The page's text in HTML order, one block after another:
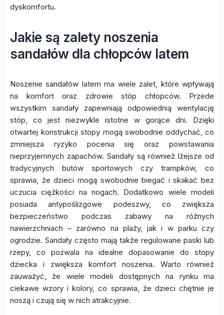
dyskomfortu.
Jakie są zalety noszenia
sandałów dla chłopców latem
Noszenie sandałów latem ma wiele zalet, które wpływają
na komfort oraz zdrowie stóp chłopców. Przede
wszystkim sandały zapewniają odpowiednią wentylację
stóp, co jest niezwykle istotne w gorące dni. Dzięki
otwartej konstrukcji stopy mogą swobodnie oddychać, co
zmniejsza ryzyko pocenia się oraz powstawania
nieprzyjemnych zapachów. Sandały są również lżejsze od
tradycyjnych butów sportowych czy trampków, co
sprawia, że dzieci mogą swobodnie biegać i skakać bez
uczucia ciężkości na nogach. Dodatkowo wiele modeli
posiada antypoślizgowe podeszwy, co zwiększa
bezpieczeństwo podczas zabawy na różnych
nawierzchniach – zarówno na plaży, jak i w parku czy
ogrodzie. Sandały często mają także regulowane paski lub
rzepy, co pozwala na idealne dopasowanie do stopy
dziecka i zwiększa komfort noszenia. Warto również
zauważyć, że wiele modeli dostępnych na rynku ma
ciekawe wzory i kolory, co sprawia, że dzieci chętnie je
noszą i czują się w nich atrakcyjnie.